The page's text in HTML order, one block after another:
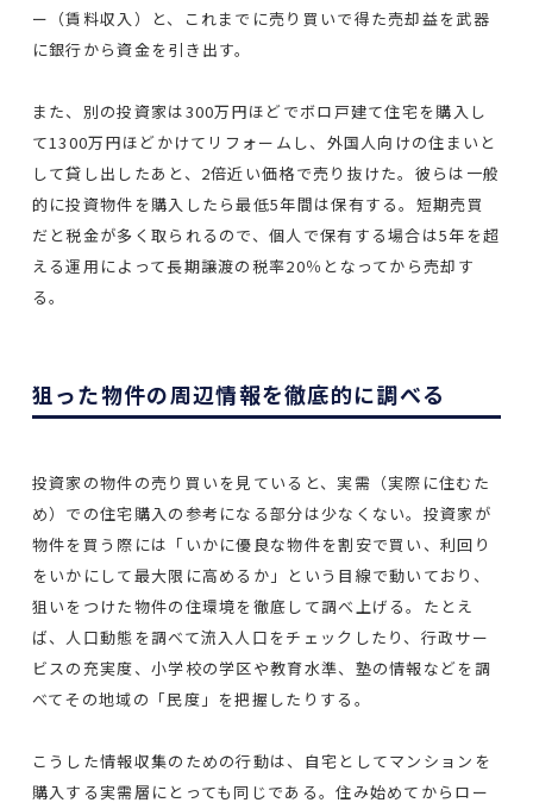
ー（賃料収入）と、これまでに売り買いで得た売却益を武器
に銀行から資金を引き出す。
また、別の投資家は300万円ほどでボロ戸建て住宅を購入し
て1300万円ほどかけてリフォームし、外国人向けの住まいと
して貸し出したあと、2倍近い価格で売り抜けた。彼らは一般
的に投資物件を購入したら最低5年間は保有する。短期売買
だと税金が多く取られるので、個人で保有する場合は5年を超
える運用によって長期譲渡の税率20％となってから売却す
る。
狙った物件の周辺情報を徹底的に調べる
投資家の物件の売り買いを見ていると、実需（実際に住むた
め）での住宅購入の参考になる部分は少なくない。投資家が
物件を買う際には「いかに優良な物件を割安で買い、利回り
をいかにして最大限に高めるか」という目線で動いており、
狙いをつけた物件の住環境を徹底して調べ上げる。たとえ
ば、人口動態を調べて流入人口をチェックしたり、行政サー
ビスの充実度、小学校の学区や教育水準、塾の情報などを調
べてその地域の「民度」を把握したりする。
こうした情報収集のための行動は、自宅としてマンションを
購入する実需層にとっても同じである。住み始めてからロー